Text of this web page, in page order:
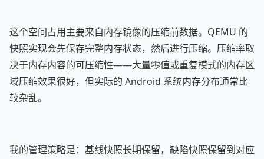
这个空间占用主要来自内存镜像的压缩前数据。QEMU 的
快照实现会先保存完整内存状态，然后进行压缩。压缩率取
决于内存内容的可压缩性——大量零值或重复模式的内存区
域压缩效果很好，但实际的 Android 系统内存分布通常比
较杂乱。
我的管理策略是：基线快照长期保留，缺陷快照保留到对应